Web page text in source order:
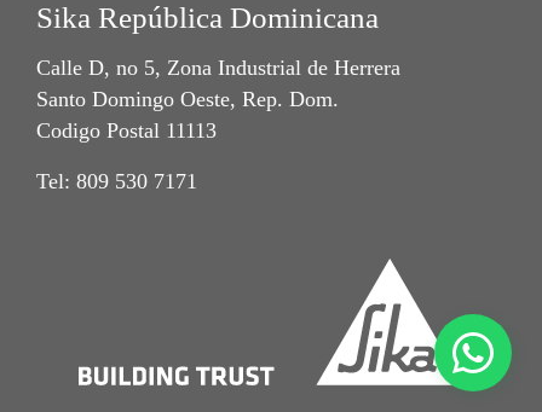
Sika República Dominicana
Calle D, no 5, Zona Industrial de Herrera
Santo Domingo Oeste, Rep. Dom.
Codigo Postal 11113
Tel: 809 530 7171